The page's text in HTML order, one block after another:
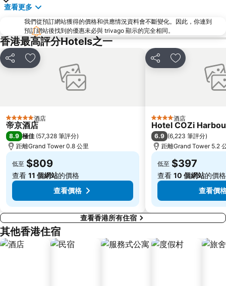
羅湖
North Point Metro Station
中環
Cheung Chau
羅湖口岸
Sheung Wan Metro Station
Tsing Yi Metro Station
寶安區
Causeway Bay Metro Station
深圳野生動物園
大梅沙海濱公園
皇崗口岸
Lamma Island
香港屯門
Tin Hau Metro Station
九龍塘
金銀島酒店站
查看更多
我們從預訂網站獲得的價格和供應情況資料會不斷變化。因此，你連到
預訂網站後找到的優惠未必與 trivago 顯示的完全相同。
香港最高評分Hotels之一
分享 放到收藏夾
5 星級 酒店
帝京酒店
8.9 極佳 (57,328 筆評分)
距離Grand Tower 0.8 公里
低至 $809
查看 11 個網站的價格
查看價格
分享 放到收藏夾
4 星級 酒店
Hotel COZi
6.9 (6,223 筆評分)
距離Grand Tower 5.2
低至 $397
查看 10 個網站的價格
查看價
查看香港所有住宿
其他香港住宿